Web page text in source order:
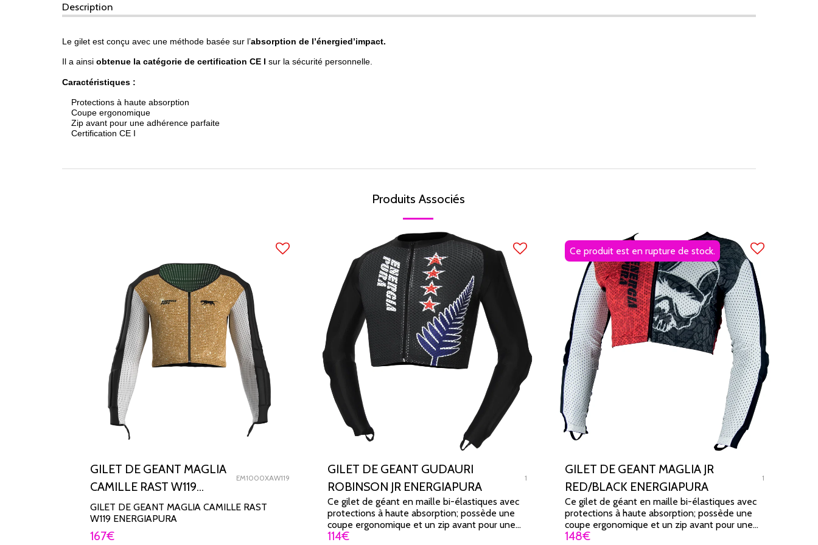
Description
Le gilet est conçu avec une méthode basée sur l’absorption de l’énergied’impact.
Il a ainsi obtenue la catégorie de certification CE I sur la sécurité personnelle.
Caractéristiques :
Protections à haute absorption
Coupe ergonomique
Zip avant pour une adhérence parfaite
Certification CE I
Produits Associés
GILET DE GEANT MAGLIA
CAMILLE RAST W119
ENERGIAPURA
EM1000XAW119
GILET DE GEANT MAGLIA CAMILLE RAST
W119 ENERGIAPURA
167€
GILET DE GEANT GUDAURI
ROBINSON JR ENERGIAPURA
1
Ce gilet de géant en maille bi-élastiques avec
protections à haute absorption; possède une
coupe ergonomique et un zip avant pour une
adhérence parfaite.
114€
Ce produit est en rupture de stock.
GILET DE GEANT MAGLIA JR
RED/BLACK ENERGIAPURA
1
Ce gilet de géant en maille bi-élastiques avec
protections à haute absorption; possède une
coupe ergonomique et un zip avant pour une
adhérence parfaite.
148€